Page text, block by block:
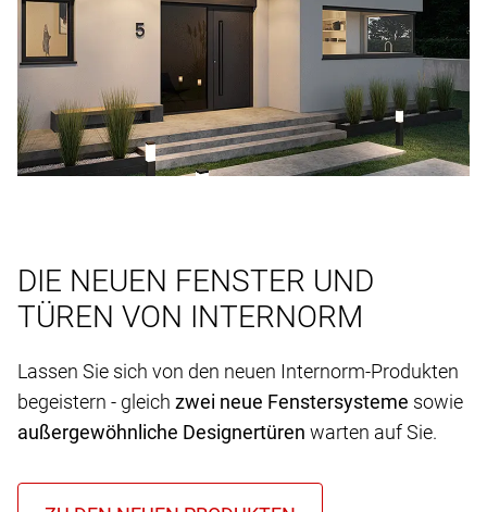
DIE NEUEN FENSTER UND
TÜREN VON INTERNORM
Lassen Sie sich von den neuen Internorm-Produkten
begeistern - gleich zwei neue Fenstersysteme sowie
außergewöhnliche Designertüren warten auf Sie.